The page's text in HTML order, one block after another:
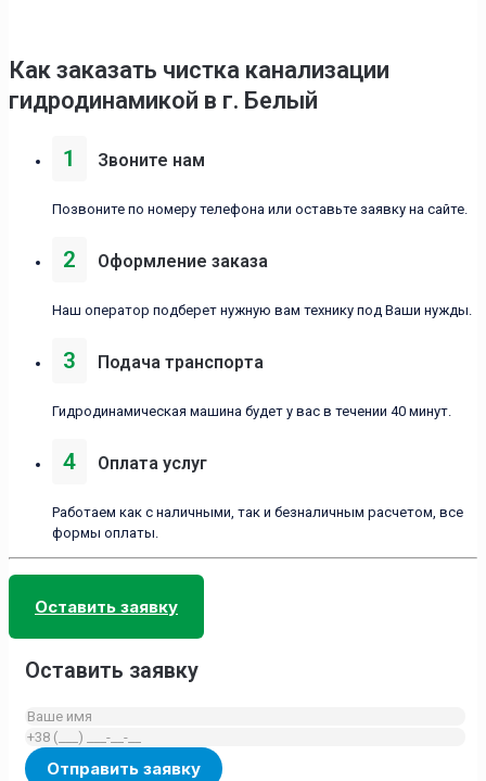
Как заказать чистка канализации
гидродинамикой в г. Белый
1 Звоните нам
Позвоните по номеру телефона или оставьте заявку на сайте.
2 Оформление заказа
Наш оператор подберет нужную вам технику под Ваши нужды.
3 Подача транспорта
Гидродинамическая машина будет у вас в течении 40 минут.
4 Оплата услуг
Работаем как с наличными, так и безналичным расчетом, все
формы оплаты.
Оставить заявку
Оставить заявку